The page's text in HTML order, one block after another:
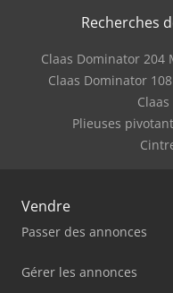
Recherches
Claas Dominator 204
Claas Dominator
Plieuses
Vendre
Passer des annonces
Gérer les annonces